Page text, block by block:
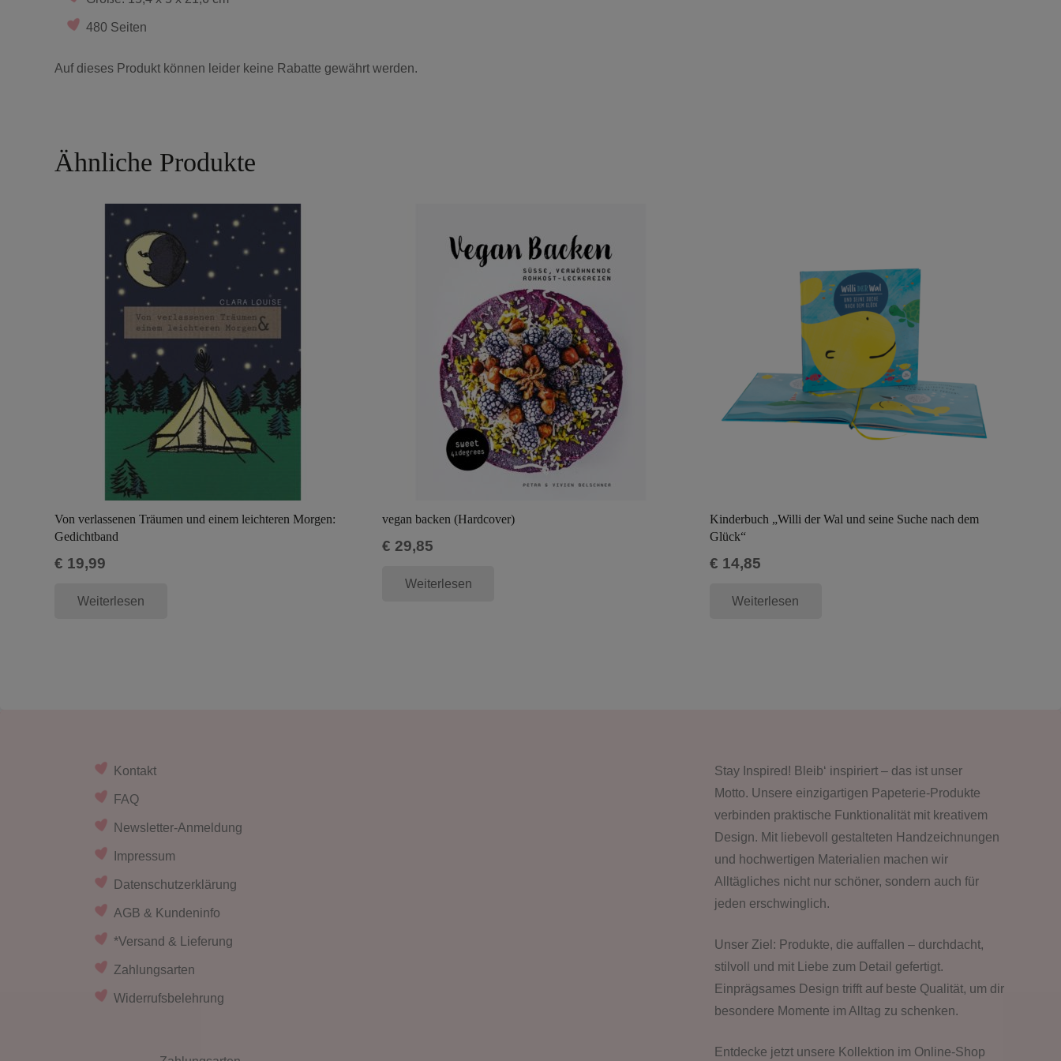
480 Seiten
Auf dieses Produkt können leider keine Rabatte gewährt werden.
Ähnliche Produkte
Von verlassenen Träumen und einem leichteren Morgen:
Gedichtband
€ 19,99
Weiterlesen
vegan backen (Hardcover)
€ 29,85
Weiterlesen
Kinderbuch „Willi der Wal und seine Suche nach dem
Glück“
€ 14,85
Weiterlesen
Kontakt
FAQ
Newsletter-Anmeldung
Impressum
Datenschutzerklärung
AGB & Kundeninfo
*Versand & Lieferung
Zahlungsarten
Widerrufsbelehrung
Stay Inspired! Bleib‘ inspiriert – das ist unser
Motto. Unsere einzigartigen Papeterie-Produkte
verbinden praktische Funktionalität mit kreativem
Design. Mit liebevoll gestalteten Handzeichnungen
und hochwertigen Materialien machen wir
Alltägliches nicht nur schöner, sondern auch für
jeden erschwinglich.
Unser Ziel: Produkte, die auffallen – durchdacht,
stilvoll und mit Liebe zum Detail gefertigt.
Einprägsames Design trifft auf beste Qualität, um dir
besondere Momente im Alltag zu schenken.
Entdecke jetzt unsere Kollektion im Online-Shop